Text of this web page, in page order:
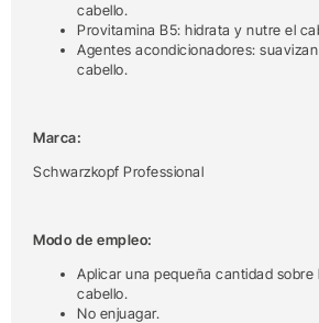
cabello.
Provitamina B5: hidrata y nutre el
Agentes acondicionadores:
cabello.
Marca:
Schwarzkopf Professional
Modo de empleo:
Aplicar una pequeña cantidad sobre
cabello.
No enjuagar.